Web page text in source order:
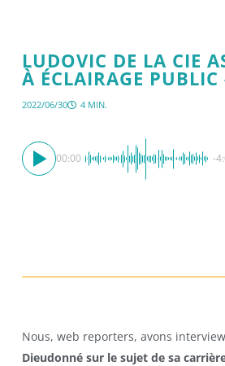
LUDOVIC DE LA CIE
À ÉCLAIRAGE PUBLIC
2022/06/30 4 MIN.
00:00 -
Nous, web reporters, avons
Dieudonné sur le sujet de sa